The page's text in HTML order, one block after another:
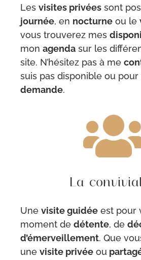
Les visites privéessont
journée, en nocturneou le
vous trouverez mes
mon agendasur les
site. N’hésitez pas à me
suis pas disponible ou
demande.
La
Une visite guidéeest pour
moment de détente, de
d’émerveillement. Que
une visite privéeou